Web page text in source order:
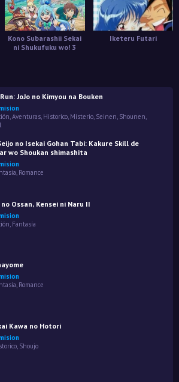
Kono Subarashii Sekai
ni Shukufuku wo! 3
Iketeru Futari
JoJo no Kimyou na Bouken
Aventuras Historico Misterio Seinen Shounen
no Isekai Gohan Tabi: Kakure Skill de
wo Shoukan shimashita
Romance
Ossan, Kensei ni Naru II
, Fantasía
, Romance
Kawa no Hotori
Shoujo